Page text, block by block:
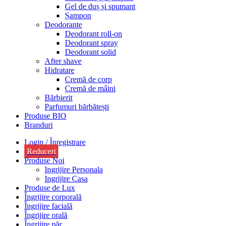
Gel de duș și spumant
Șampon
Deodorante
Deodorant roll-on
Deodorant spray
Deodorant solid
After shave
Hidratare
Cremă de corp
Cremă de mâini
Bărbierit
Parfumuri bărbătești
Produse BIO
Branduri
Login / Înregistrare
Reduceri
Produse Noi
Ingrijire Personala
Ingrijire Casa
Produse de Lux
Îngrijire corporală
Îngrijire facială
Îngrijire orală